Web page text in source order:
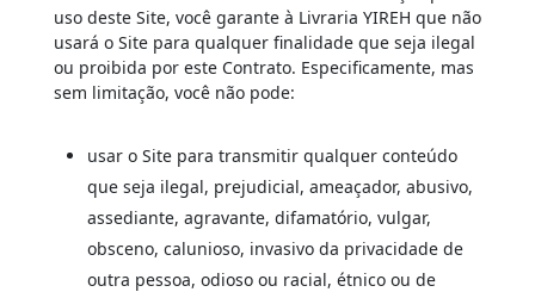
uso deste Site, você garante à Livraria YIREH que não
usará o Site para qualquer finalidade que seja ilegal
ou proibida por este Contrato. Especificamente, mas
sem limitação, você não pode:
usar o Site para transmitir qualquer conteúdo
que seja ilegal, prejudicial, ameaçador, abusivo,
assediante, agravante, difamatório, vulgar,
obsceno, calunioso, invasivo da privacidade de
outra pessoa, odioso ou racial, étnico ou de